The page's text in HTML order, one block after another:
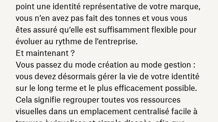
point une identité représentative de votre marque,
vous n’en avez pas fait des tonnes et vous vous
êtes assuré qu’elle est suffisamment flexible pour
évoluer au rythme de l’entreprise.
Et maintenant ?
Vous passez du mode création au mode gestion :
vous devez désormais gérer la vie de votre identité
sur le long terme et le plus efficacement possible.
Cela signifie regrouper toutes vos ressources
visuelles dans un emplacement centralisé facile à